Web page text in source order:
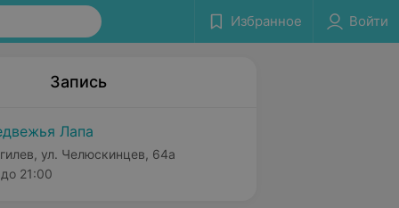
Избранное Войти
Запись
Лапа
ул. Челюскинцев, 64а
до 21:00